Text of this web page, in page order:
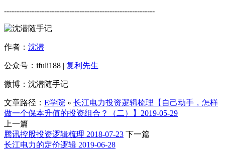
------------------------------------------------------------
作者： 沈潜
公众号：ifuli188 | 复利先生
微博：沈潜随手记
文章路径： E学院 » 长江电力投资逻辑梳理【自己动手，怎样
做一个保本升值的投资组合？（二）】2019-05-29
上一篇
腾讯控股投资逻辑梳理 2018-07-23 下一篇
长江电力的定价逻辑 2019-06-28